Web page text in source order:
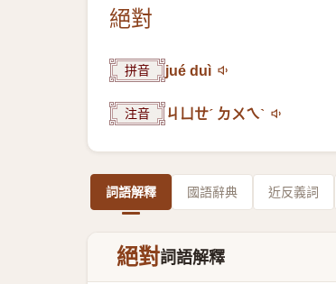
絕對
拼音 jué duì
注音 ㄐㄩㄝˊ ㄉㄨㄟˋ
詞語解釋 國語辭典 近反義詞
絕對詞語解釋